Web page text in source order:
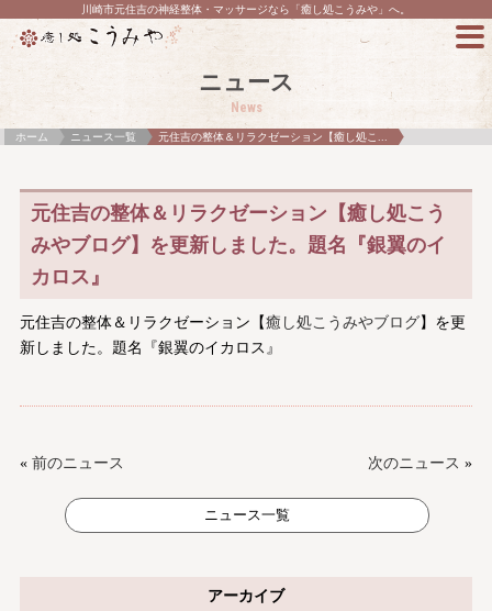
川崎市元住吉の神経整体・マッサージなら「癒し処こうみや」へ。
ニュース
News
ホーム ニュース一覧 元住吉の整体＆リラクゼーション【癒し処こ...
元住吉の整体＆リラクゼーション【癒し処こう
みやブログ】を更新しました。題名『銀翼のイ
カロス』
元住吉の整体＆リラクゼーション【癒し処こうみやブログ】を更
新しました。題名『銀翼のイカロス』
« 前のニュース 次のニュース »
ニュース一覧
アーカイブ